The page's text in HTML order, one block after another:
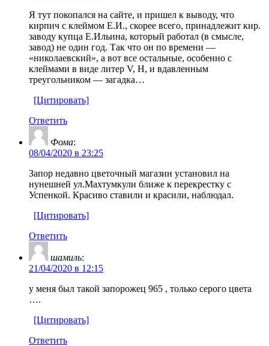
Я тут покопался на сайте, и пришел к выводу, что
кирпич с клеймом Е.И., скорее всего, принадлежит кир.
заводу купца Е.Ильина, который работал (в смысле,
завод) не один год. Так что он по времени —
«николаевский», а вот все остальные, особенно с
клеймами в виде литер V, Н, и вдавленным
треугольником — загадка…
[Цитировать]
Ответить
Фома:
08/04/2020 в 23:25
Запор недавно цветочный магазин установил на
нунешней ул.Махтумкули ближе к перекрестку с
Успенкой. Красиво ставили и красили, наблюдал.
[Цитировать]
Ответить
шамиль:
21/04/2020 в 12:15
у меня был такой запорожец 965 , только серого цвета
….
[Цитировать]
Ответить